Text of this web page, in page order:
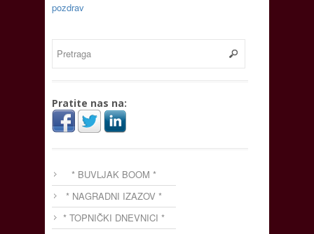
pozdrav
Pratite nas na:
* BUVLJAK BOOM *
* NAGRADNI IZAZOV *
* TOPNIČKI DNEVNICI *